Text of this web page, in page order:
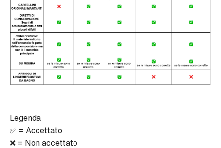
Legenda
✅ = Accettato
❌ = Non accettato